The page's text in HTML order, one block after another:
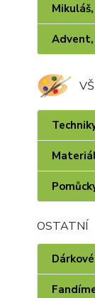
Advent,
OSTATNÍ